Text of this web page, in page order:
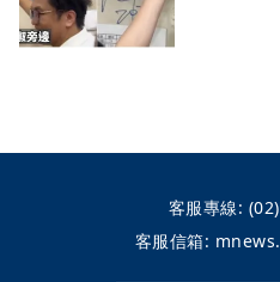
客服專線:
客服信箱: